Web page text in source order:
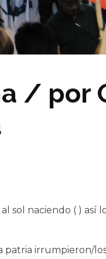
/ por
sol naciendo ( ) así
irrumpieron/